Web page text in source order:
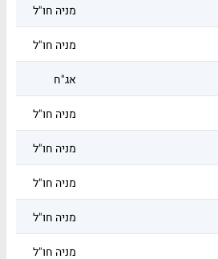
מניה חו"ל
מניה חו"ל
אג"ח
מניה חו"ל
מניה חו"ל
מניה חו"ל
מניה חו"ל
מניה חו"ל